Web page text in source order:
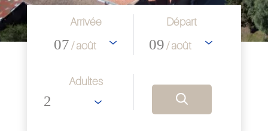
Arrivée
07/ août
Départ
09/ août
Adultes